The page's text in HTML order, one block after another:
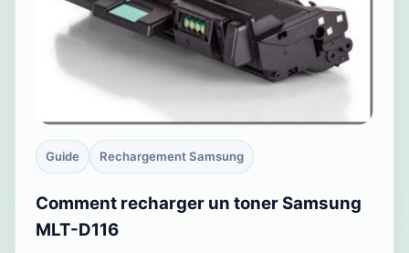
Guide Rechargement Samsung
Comment recharger un toner Samsung
MLT-D116